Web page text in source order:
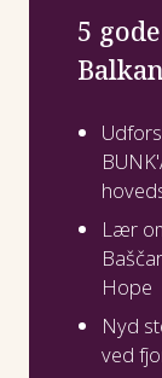
5
Lær
Hope
Nyd
ved